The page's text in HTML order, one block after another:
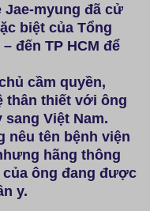
Jae-myung đã cử
biệt của Tổng
đến TP HCM để
cầm quyền,
thân thiết với ông
sang Việt Nam.
nêu tên bệnh viện
hãng thông
ông đang được
y.